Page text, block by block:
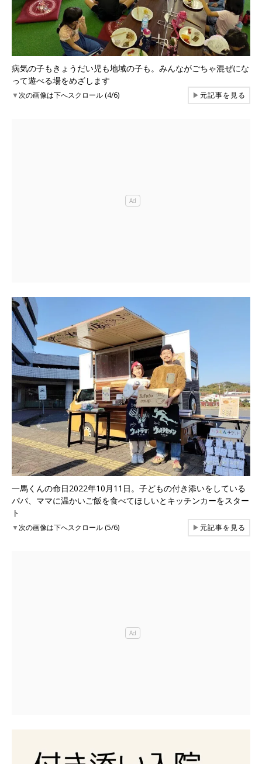
病気の子もきょうだい児も地域の子も。みんながごちゃ混ぜにな
って遊べる場をめざします
▼次の画像は下へスクロール (4/6) ▶元記事を見る
一馬くんの命日2022年10月11日。子どもの付き添いをしている
パパ、ママに温かいご飯を食べてほしいとキッチンカーをスター
ト
▼次の画像は下へスクロール (5/6) ▶元記事を見る